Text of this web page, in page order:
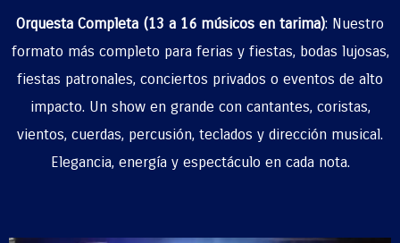
Orquesta Completa (13 a 16 músicos en tarima): Nuestro
formato más completo para ferias y fiestas, bodas lujosas,
fiestas patronales, conciertos privados o eventos de alto
impacto. Un show en grande con cantantes, coristas,
vientos, cuerdas, percusión, teclados y dirección musical.
Elegancia, energía y espectáculo en cada nota.